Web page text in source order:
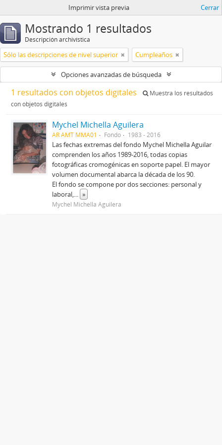
Imprimir vista previa Cerrar
Mostrando 1 resultados
Descripción archivística
Sólo las descripciones de nivel superior Cumpleaños
Opciones avanzadas de búsqueda
1 resultados con objetos digitales
Muestra los resultados
con objetos digitales
Mychel Michella Aguilera
AR AMT MMA01 Fondo 1983 - 2016
Las fechas extremas del fondo Mychel Michella Aguilar
comprenden los años 1989-2016, todas copias
fotográficas cromogénicas en soporte papel. El mayor
volumen documental abarca la década de los 90.
El fondo se compone por dos secciones: personal y
laboral,... »
Mychel Michella Aguilera